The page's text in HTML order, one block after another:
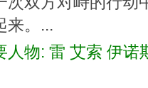
来。...
人物: 雷 艾索 伊